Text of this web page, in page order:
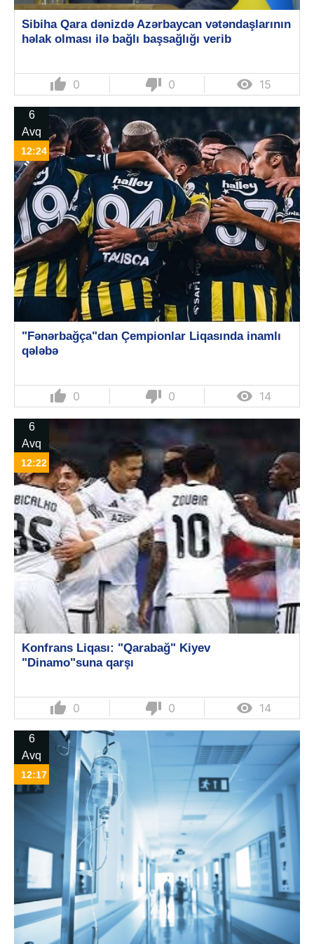
Sibiha Qara dənizdə Azərbaycan vətəndaşlarının
həlak olması ilə bağlı başsağlığı verib
thumb_up 0 thumb_down 0  15
6
Avq
12:24
"Fənərbağça"dan Çempionlar Liqasında inamlı
qələbə
thumb_up 0 thumb_down 0  14
6
Avq
12:22
Konfrans Liqası: "Qarabağ" Kiyev
"Dinamo"suna qarşı
thumb_up 0 thumb_down 0  14
6
Avq
12:17